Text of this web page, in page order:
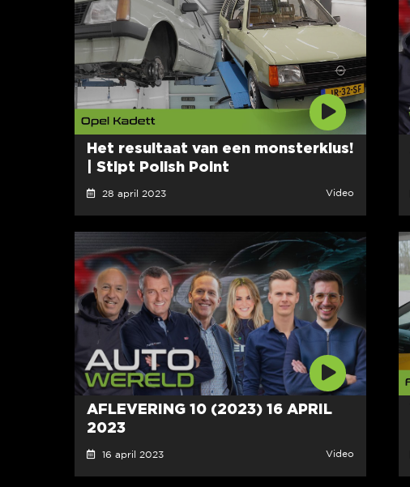
Het resultaat van een monsterklus!
| Stipt Polish Point
28 april 2023 Video
AFLEVERING 10 (2023) 16 APRIL
2023
16 april 2023 Video